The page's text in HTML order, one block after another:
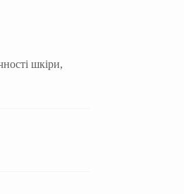
шкіри,